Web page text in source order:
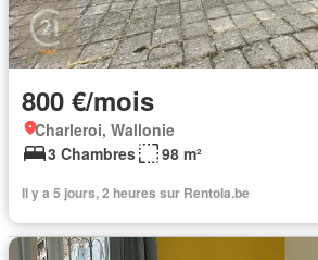
800 €/mois
Charleroi, Wallonie
3 Chambres
98 m²
Il y a 5 jours, 2 heures sur Rentola.be